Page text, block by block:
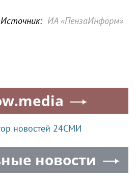
Источник: ИА «ПензаИнформ»
новостей 24СМИ
новости